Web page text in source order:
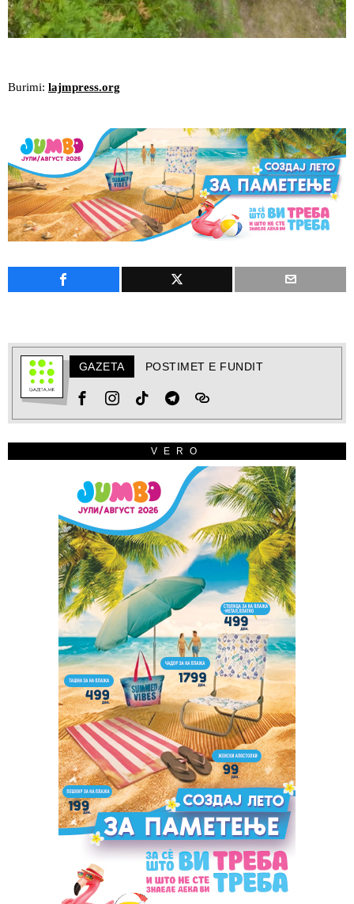
Burimi: lajmpress.org
GAZETA POSTIMET E FUNDIT
VERO